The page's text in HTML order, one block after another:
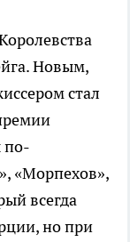
Новым,
стал
по-
«Морпехов»,
всегда
но при